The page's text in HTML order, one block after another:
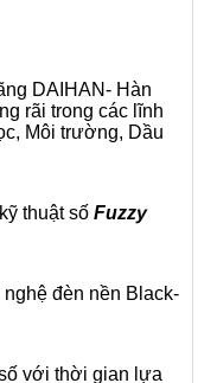
DAIHAN- Hàn
rãi trong các lĩnh
Môi trường, Dầu
thuật số Fuzzy
đèn nền Black-
với thời gian lựa